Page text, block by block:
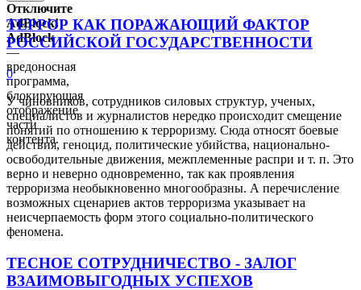
Отключите
AdBlock!
AdBlock
—
вредоносная
программа,
блокирующая
отображение
части
контента.
ТЕРРОР КАК ПОРАЖАЮЩИЙ ФАКТОР
РОССИЙСКОЙ ГОСУДАРСТВЕННОСТИ
0
У чиновников, сотрудников силовых структур, ученых,
специалистов и журналистов нередко происходит смещение
понятий по отношению к терроризму. Сюда относят боевые
действия, геноцид, политические убийства, национально-
освободительные движения, межплеменные распри и т. п. Это
верно и неверно одновременно, так как проявления
терроризма необыкновенно многообразны. А перечисление
возможных сценариев актов терроризма указывает на
неисчерпаемость форм этого социально-политического
феномена.
ТЕСНОЕ СОТРУДНИЧЕСТВО - ЗАЛОГ
ВЗАИМОВЫГОДНЫХ УСПЕХОВ